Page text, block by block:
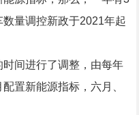
量调控新政于2021年起
间进行了调整，由每年
置新能源指标，六月、